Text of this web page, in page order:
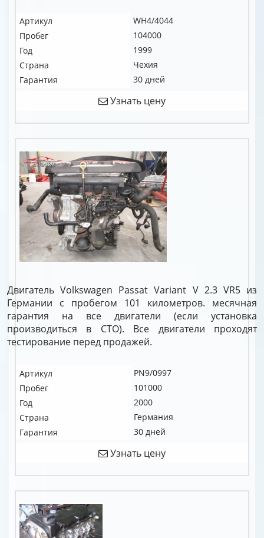
Артикул
WH4/4044
Пробег
104000
Год
1999
Страна
Чехия
Гарантия
30 дней
Узнать цену
Двигатель Volkswagen Passat Variant V 2.3 VR5 из
Германии с пробегом 101 километров. месячная
гарантия на все двигатели (если установка
производиться в СТО). Все двигатели проходят
тестирование перед продажей.
Артикул
PN9/0997
Пробег
101000
Год
2000
Страна
Германия
Гарантия
30 дней
Узнать цену